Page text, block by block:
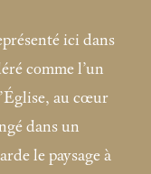
ici dans
comme l’un
au cœur
dans un
le paysage à